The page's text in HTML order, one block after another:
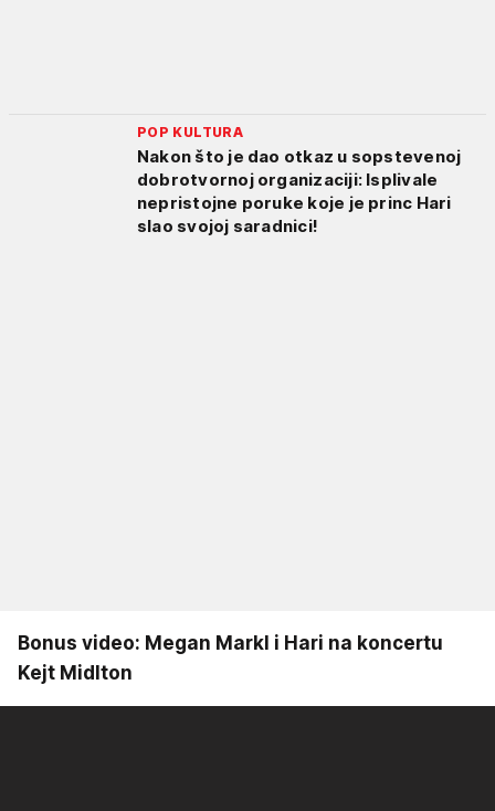
POP KULTURA
Nakon što je dao otkaz u sopstevenoj
dobrotvornoj organizaciji: Isplivale
nepristojne poruke koje je princ Hari
slao svojoj saradnici!
Bonus video: Megan Markl i Hari na koncertu
Kejt Midlton